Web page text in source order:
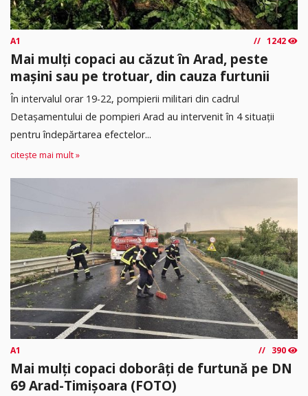
A1 1242
Mai mulți copaci au căzut în Arad, peste
mașini sau pe trotuar, din cauza furtunii
În intervalul orar 19-22, pompierii militari din cadrul
Detașamentului de pompieri Arad au intervenit în 4 situații
pentru îndepărtarea efectelor...
citește mai mult »
A1 390
Mai mulți copaci doborâți de furtună pe DN
69 Arad-Timișoara (FOTO)